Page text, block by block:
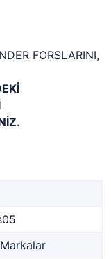
FORSLARINI,
Markalar